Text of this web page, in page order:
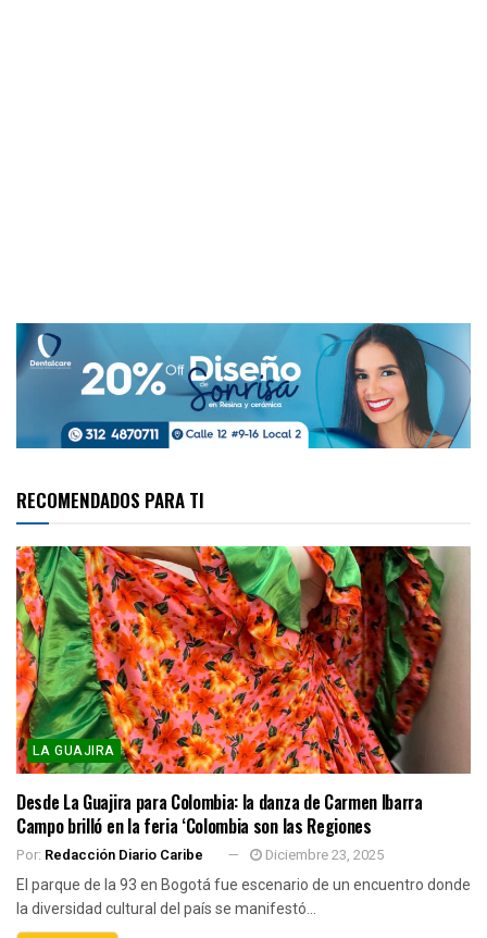
RECOMENDADOS PARA TI
LA GUAJIRA
Desde La Guajira para Colombia: la danza de Carmen Ibarra
Campo brilló en la feria ‘Colombia son las Regiones
Por: Redacción Diario Caribe Diciembre 23, 2025
El parque de la 93 en Bogotá fue escenario de un encuentro donde
la diversidad cultural del país se manifestó...